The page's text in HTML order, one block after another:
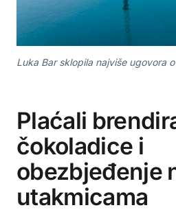
Luka Bar sklopila najviše ugovora
Plaćali
čokoladice i
obezbjeđenje
utakmicama